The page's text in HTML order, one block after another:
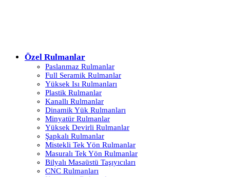
Özel Rulmanlar
Paslanmaz Rulmanlar
Full Seramik Rulmanlar
Yüksek Isı Rulmanları
Plastik Rulmanlar
Kanallı Rulmanlar
Dinamik Yük Rulmanları
Minyatür Rulmanlar
Yüksek Devirli Rulmanlar
Şapkalı Rulmanlar
Mistekli Tek Yön Rulmanlar
Masuralı Tek Yön Rulmanlar
Bilyalı Masaüstü Taşıyıcıları
CNC Rulmanları